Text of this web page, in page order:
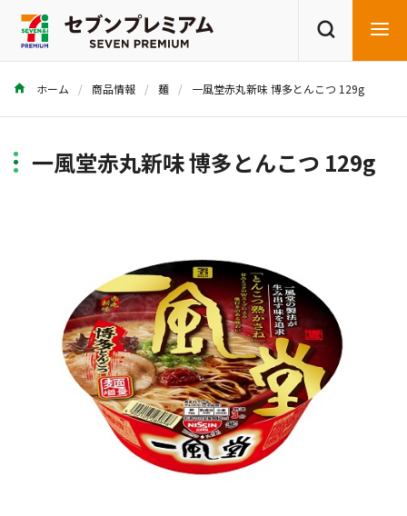
商品を探す レシピを探す
ホーム 商品情報 麺 一風堂赤丸新味 博多とんこつ 129g
一風堂赤丸新味 博多とんこつ 129g